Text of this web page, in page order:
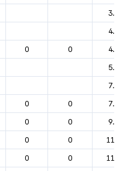
3.5
4.1
0 0
4.8
5.7
7.0
0 0
7.8
0 0
9.1
0 0
0 0